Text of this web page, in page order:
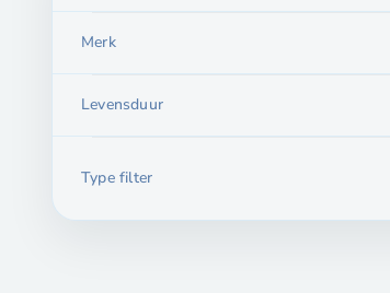
Merk
Levensduur
Type filter